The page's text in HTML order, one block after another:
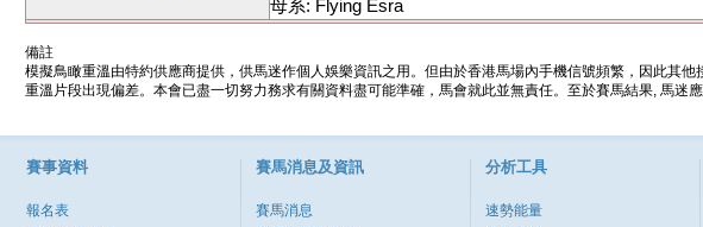
母系: Flying Esra
備註
模擬鳥瞰重溫由特約供應商提供，供馬迷作個人娛樂資訊之用。但由於香港馬場內手機信號頻繁，因此其
重溫片段出現偏差。本會已盡一切努力務求有關資料盡可能準確，馬會就此並無責任。至於賽馬結果, 馬迷應
賽事資料
報名表
賽馬消息及資訊
賽馬消息
分析工具
速勢能量